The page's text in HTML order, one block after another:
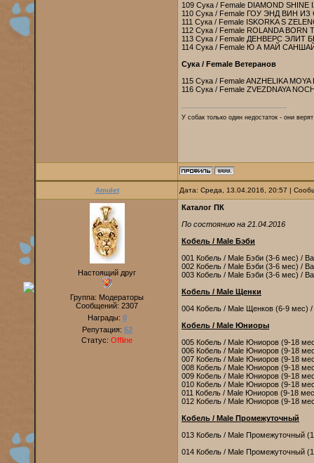
109 Сука / Female DIAMOND SHINE
110 Сука / Female ГОУ ЭНД ВИН
111 Сука / Female ISKORKA S
112 Сука / Female ROLANDA BORN
113 Сука / Female ДЕНВЕРС ЭЛИТ
114 Сука / Female Ю А МАЙ
Сука / Female Ветеранов
115 Сука / Female ANZHELIKA
116 Сука / Female ZVEZDNAYA
У собак только один недостаток - они
Amulet Дата: Среда, 13.04.2016, 20:57 |
Настоящий друг
Группа: Модераторы
Сообщений: 2307
Награды: 0
Репутация: 62
Статус: Offline
Каталог ПК
По состоянию на 21.04.2016
Кобель / Male Бэби
001 Кобель / Male Бэби (3-6 мес) /
002 Кобель / Male Бэби (3-6 мес) /
003 Кобель / Male Бэби (3-6 мес) /
Кобель / Male Щенки
004 Кобель / Male Щенков (6-9 мес)
Кобель / Male Юниоры
005 Кобель / Male Юниоров (9-18
006 Кобель / Male Юниоров (9-18
007 Кобель / Male Юниоров (9-18
008 Кобель / Male Юниоров (9-18
009 Кобель / Male Юниоров (9-18
010 Кобель / Male Юниоров (9-18
011 Кобель / Male Юниоров (9-18
012 Кобель / Male Юниоров (9-18
Кобель / Male Промежуточный
013 Кобель / Male Промежуточный
014 Кобель / Male Промежуточный